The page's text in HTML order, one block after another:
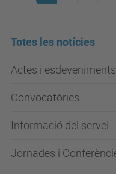
Totes les notícies
Actes i esdeveniments
Convocatòries
Informació del servei
Jornades i